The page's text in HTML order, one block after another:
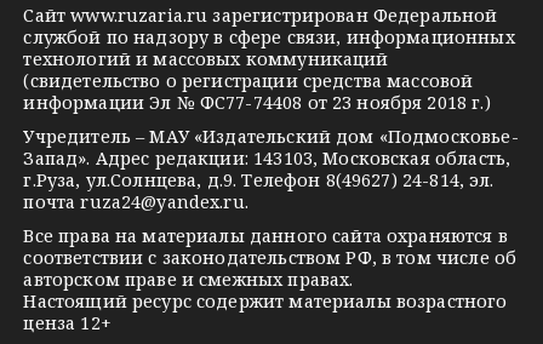
r
a
m
l
a
s
s
n
i
k
i
a
k
t
e
Сайтwww.ruzaria.ru зарегистрирован Федеральной
службой по надзору в сфере связи, информационных
технологий и массовых коммуникаций
(свидетельство о регистрации средства массовой
информации Эл № ФС77-74408 от 23 ноября 2018 г.)
Учредитель – МАУ «Издательский дом «Подмосковье-
Запад». Адрес редакции: 143103, Московская область,
г.Руза, ул.Солнцева, д.9. Телефон 8(49627) 24-814, эл.
почтаruza24@yandex.ru.
Все права на материалы данного сайта охраняются в
соответствии с законодательством РФ, в том числе об
авторском праве и смежных правах.
Настоящий ресурс содержит материалы возрастного
ценза 12+